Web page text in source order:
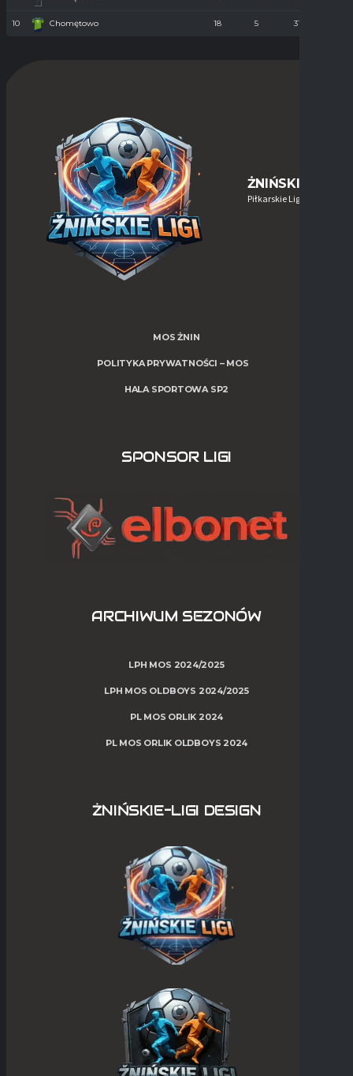
10 Chomętowo 18 5 31
ŻNIŃSKIE-LIGI
Piłkarskie Ligi w Żninie
MOS ŻNIN
POLITYKA PRYWATNOŚCI – MOS
HALA SPORTOWA SP2
SPONSOR LIGI
ARCHIWUM SEZONÓW
LPH MOS 2024/2025
LPH MOS OLDBOYS 2024/2025
PL MOS ORLIK 2024
PL MOS ORLIK OLDBOYS 2024
ŻNIŃSKIE-LIGI DESIGN